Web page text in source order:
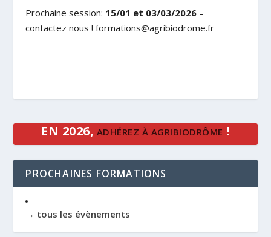
Prochaine session: 15/01 et 03/03/2026 –
contactez nous ! formations@agribiodrome.fr
EN 2026, ADHÉREZ À AGRIBIODRÔME !
PROCHAINES FORMATIONS
→ tous les évènements